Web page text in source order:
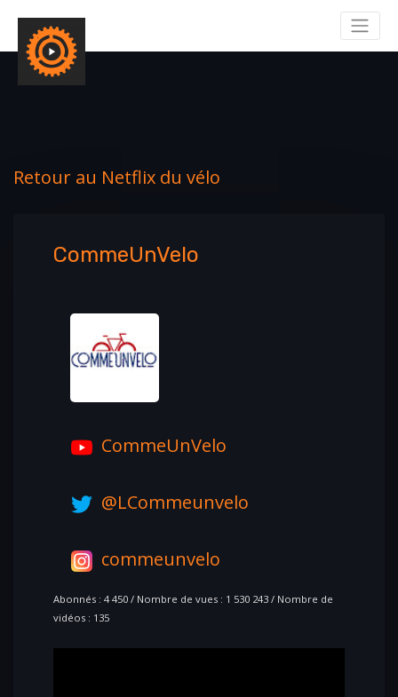
Retour au Netflix du vélo
CommeUnVelo
CommeUnVelo
@LCommeunvelo
commeunvelo
Abonnés : 4 450 / Nombre de vues : 1 530 243 / Nombre de
vidéos : 135